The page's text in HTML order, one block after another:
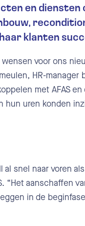
en diensten
klanten
voor ons
HR-manager
met AFAS
uren konden
snel naar voren
“Het aanschaffen
in de